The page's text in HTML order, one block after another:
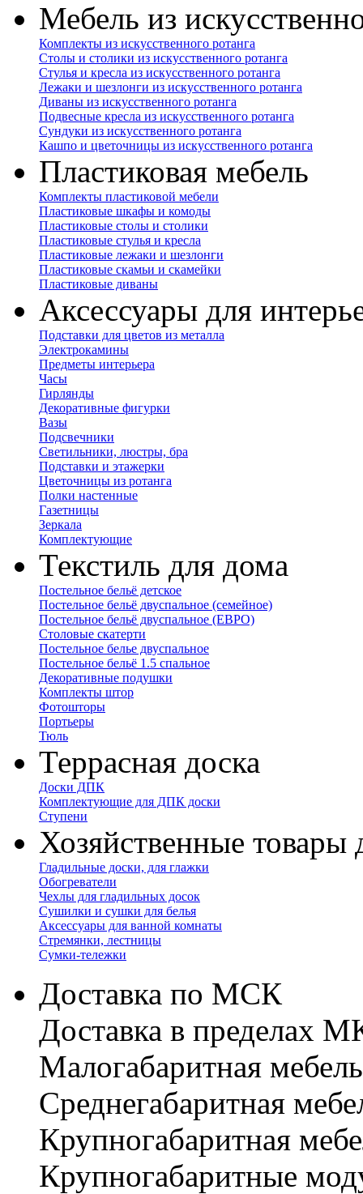
Мебель из
Комплекты из искусственного ротанга
Столы и столики из искусственного ротанга
Стулья и кресла из искусственного ротанга
Лежаки и шезлонги из искусственного ротанга
Диваны из искусственного ротанга
Подвесные кресла из искусственного ротанга
Сундуки из искусственного ротанга
Кашпо и цветочницы из искусственного ротанга
Пластиковая мебель
Комплекты пластиковой мебели
Пластиковые шкафы и комоды
Пластиковые столы и столики
Пластиковые стулья и кресла
Пластиковые лежаки и шезлонги
Пластиковые скамьи и скамейки
Пластиковые диваны
Аксессуары для
Подставки для цветов из металла
Электрокамины
Предметы интерьера
Часы
Гирлянды
Декоративные фигурки
Вазы
Подсвечники
Светильники, люстры, бра
Подставки и этажерки
Цветочницы из ротанга
Полки настенные
Газетницы
Зеркала
Комплектующие
Текстиль для дома
Постельное бельё детское
Постельное бельё двуспальное (семейное)
Постельное бельё двуспальное (ЕВРО)
Столовые скатерти
Постельное белье двуспальное
Постельное бельё 1.5 спальное
Декоративные подушки
Комплекты штор
Фотошторы
Портьеры
Тюль
Террасная доска
Доски ДПК
Комплектующие для ДПК доски
Ступени
Хозяйственные товары
Гладильные доски, для глажки
Обогреватели
Чехлы для гладильных досок
Сушилки и сушки для белья
Аксессуары для ванной комнаты
Стремянки, лестницы
Сумки-тележки
Доставка по МСК
Доставка в пределах
Малогабаритная
Cреднегабаритная
Крупногабаритная
Крупногабаритные